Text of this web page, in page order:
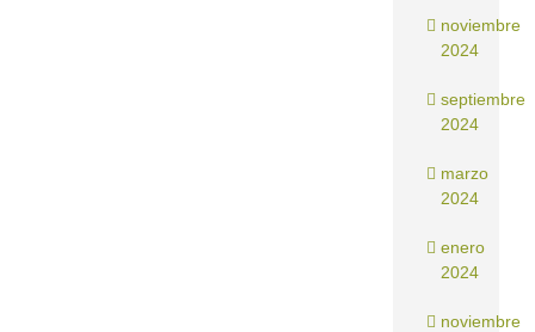
noviembre
2024
septiembre
2024
marzo
2024
enero
2024
noviembre